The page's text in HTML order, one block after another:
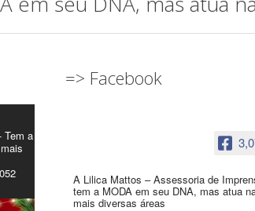
Tem a
=> Facebook
A Lilica Mattos – Assessoria de
tem a MODA em seu DNA, mas atua
mais diversas áreas